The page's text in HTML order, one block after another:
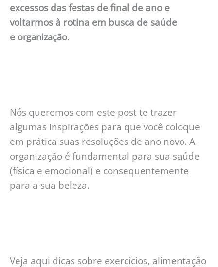
excessos das festas de final de ano e
voltarmos à rotina em busca de saúde
e organização.
Nós queremos com este post te trazer
algumas inspirações para que você coloque
em prática suas resoluções de ano novo. A
organização é fundamental para sua saúde
(física e emocional) e consequentemente
para a sua beleza.
Veja aqui dicas sobre exercícios, alimentação